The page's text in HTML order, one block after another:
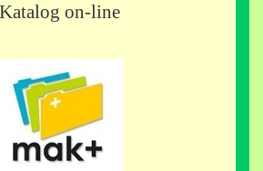
Katalog on-line